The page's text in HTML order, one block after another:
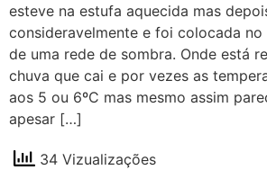
esteve na estufa aquecida mas
consideravelmente e foi colocada
de uma rede de sombra. Onde está
chuva que cai e por vezes as
aos 5 ou 6ºC mas mesmo assim
apesar […]
34 Vizualizações